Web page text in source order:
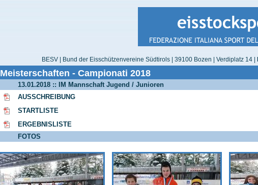
BESV | Bund der Eisschützenvereine Südtirols | 39100 Bozen | Verdiplatz 14 |
Meisterschaften - Campionati 2018
13.01.2018 :: IM Mannschaft Jugend / Junioren
AUSSCHREIBUNG
STARTLISTE
ERGEBNISLISTE
FOTOS